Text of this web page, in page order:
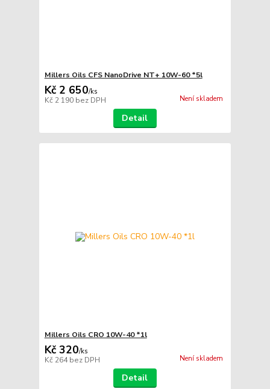
Millers Oils CFS NanoDrive NT+ 10W-60 *5l
Kč 2 650/ks
Kč 2 190 bez DPH Není skladem
Detail
Millers Oils CRO 10W-40 *1l
Kč 320/ks
Kč 264bez DPH Není skladem
Detail